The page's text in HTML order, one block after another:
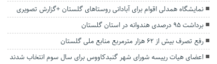
نمایشگاه همدلی اقوام برای آبادانی روستاهای گلستان +گزارش تصویری
برداشت ۹۵ درصدی هندوانه در استان گلستان
رفع تصرف بیش از ۶۲ هزار مترمربع منابع ملی گلستان
اعضای هیات رییسه شورای شهر گنبدکاووس برای سال سوم انتخاب شدند